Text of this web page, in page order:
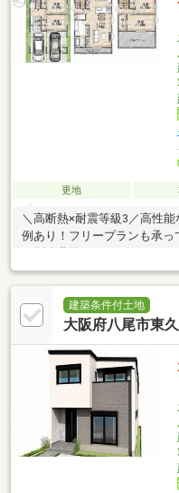
更地
＼高断熱×耐震等級3／高性
例あり！フリープランも承っ
建築条件付土地
大阪府八尾市東